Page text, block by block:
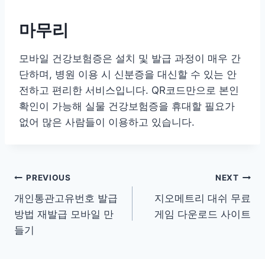
마무리
모바일 건강보험증은 설치 및 발급 과정이 매우 간
단하며, 병원 이용 시 신분증을 대신할 수 있는 안
전하고 편리한 서비스입니다. QR코드만으로 본인
확인이 가능해 실물 건강보험증을 휴대할 필요가
없어 많은 사람들이 이용하고 있습니다.
글
탐
색
PREVIOUS
개인통관고유번호 발급
방법 재발급 모바일 만
들기
NEXT
지오메트리 대쉬 무료
게임 다운로드 사이트